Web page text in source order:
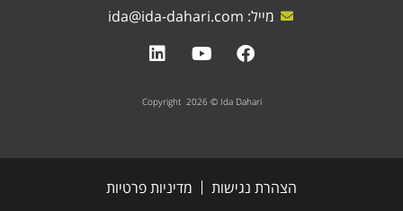
מייל: ida@ida-dahari.com
Copyright 2026 © Ida Dahari
הצהרת נגישות מדיניות פרטיות